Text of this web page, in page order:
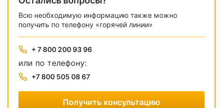
Всю необходимую информацию также можно
получить по телефону «горячей линии»
+ 7 800 200 93 96
или по телефону:
+7 800 505 08 67
Получить консультацию